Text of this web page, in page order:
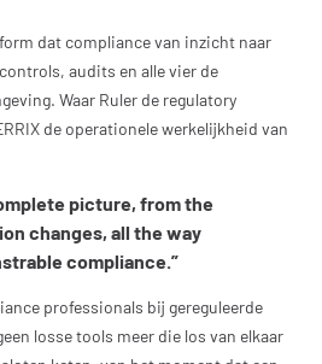
dat compliance van inzicht naar
audits en alle vier de
Waar Ruler de regulatory
de operationele werkelijkheid van
picture, from the
changes, all the way
compliance.”
professionals bij gereguleerde
losse tools meer die los van elkaar